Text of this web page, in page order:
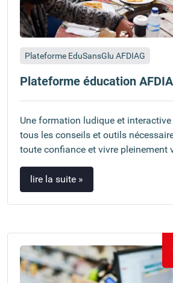
Plateforme EduSansGlu AFDIAG
Plateforme éducation
Une formation ludique et
tous les conseils et outils
toute confiance et vivre pleinement
lire la suite »